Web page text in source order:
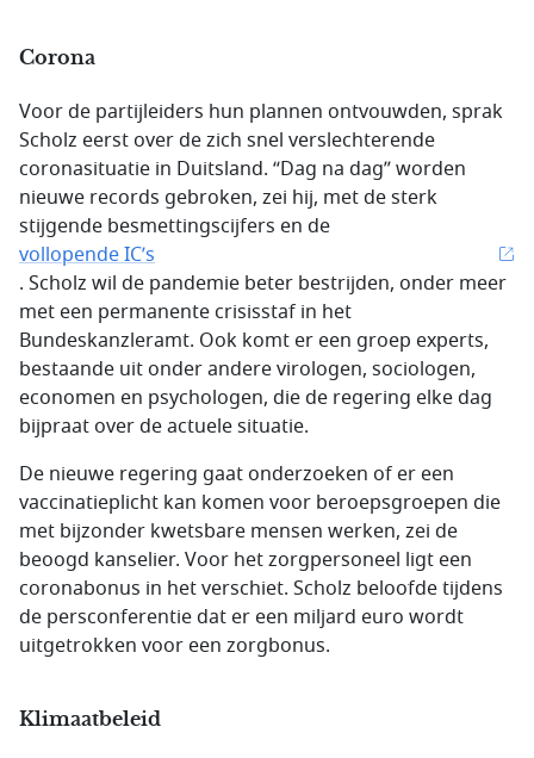
Corona
Voor de partijleiders hun plannen ontvouwden, sprak
Scholz eerst over de zich snel verslechterende
coronasituatie in Duitsland. “Dag na dag” worden
nieuwe records gebroken, zei hij, met de sterk
stijgende besmettingscijfers en de
vollopende IC’s
. Scholz wil de pandemie beter bestrijden, onder meer
met een permanente crisisstaf in het
Bundeskanzleramt. Ook komt er een groep experts,
bestaande uit onder andere virologen, sociologen,
economen en psychologen, die de regering elke dag
bijpraat over de actuele situatie.
De nieuwe regering gaat onderzoeken of er een
vaccinatieplicht kan komen voor beroepsgroepen die
met bijzonder kwetsbare mensen werken, zei de
beoogd kanselier. Voor het zorgpersoneel ligt een
coronabonus in het verschiet. Scholz beloofde tijdens
de persconferentie dat er een miljard euro wordt
uitgetrokken voor een zorgbonus.
Klimaatbeleid